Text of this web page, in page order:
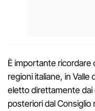
È importante ricordare
regioni italiane, in
eletto direttamente dai
posteriori dal Consiglio